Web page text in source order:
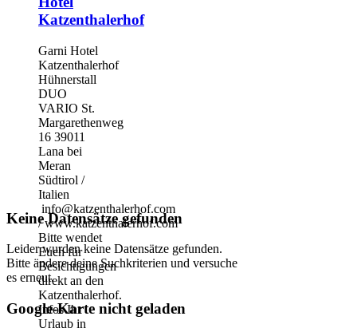
Keine Datensätze gefunden
Leider wurden keine Datensätze gefunden.
Bitte ändere deine Suchkriterien und versuche
es erneut.
Google-Karte nicht geladen
Katzenthalerhof
Garni Hotel
Katzenthalerhof
Hühnerstall
DUO
VARIO St.
Margarethenweg
16 39011
Lana bei
Meran
Südtirol /
Italien
info@katzenthalerhof.com
/ www.katzenthalerhof.com
Bitte wendet
Euch für
Besichtigungen
direkt an den
Katzenthalerhof.
Infos Ihr
Urlaub in